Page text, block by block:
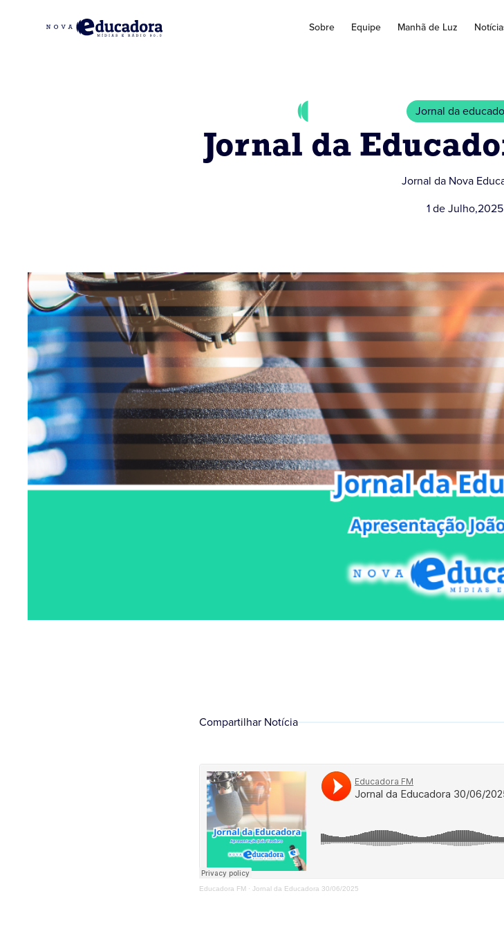
Sobre Equipe Manhã de Luz
Jornal da
Jornal da
Jornal da Nova
1 de Julho,2025
Compartilhar Notícia
Educadora FM · Jornal da Educadora 30/06/2025